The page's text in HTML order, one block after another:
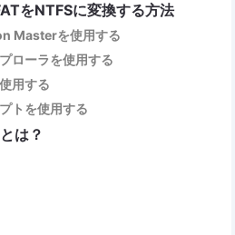
をNTFSに変換する方法
Masterを使用する
ローラを使用する
用する
トを使用する
は？